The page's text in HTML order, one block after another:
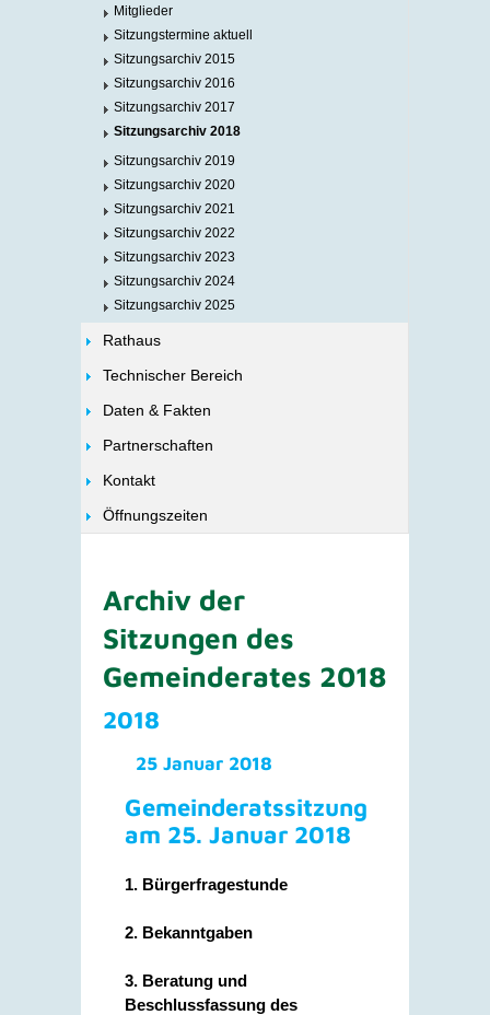
Mitglieder
Sitzungstermine aktuell
Sitzungsarchiv 2015
Sitzungsarchiv 2016
Sitzungsarchiv 2017
Sitzungsarchiv 2018
Sitzungsarchiv 2019
Sitzungsarchiv 2020
Sitzungsarchiv 2021
Sitzungsarchiv 2022
Sitzungsarchiv 2023
Sitzungsarchiv 2024
Sitzungsarchiv 2025
Rathaus
Technischer Bereich
Daten & Fakten
Partnerschaften
Kontakt
Öffnungszeiten
Archiv der
Sitzungen des
Gemeinderates 2018
2018
25 Januar 2018
Gemeinderatssitzung
am 25. Januar 2018
1. Bürgerfragestunde
2. Bekanntgaben
3. Beratung und
Beschlussfassung des